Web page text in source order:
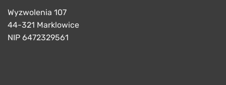
Wyzwolenia 107
44-321 Marklowice
NIP 6472329561